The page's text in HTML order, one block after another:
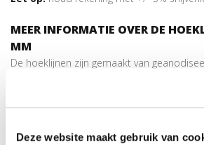
Deze website maakt gebruik van
MEER INFORMATIE OVER DE
MM
De hoeklijnen zijn gemaakt van
wat betekent dit precies? Door het
harde, slijtvaste laag op het aluminium.
aluminium. Dit profiel is geschikt voor het